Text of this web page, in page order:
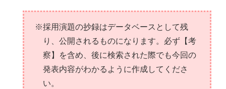
※採用演題の抄録はデータベースとして残
り、公開されるものになります。必ず【考
察】を含め、後に検索された際でも今回の
発表内容がわかるように作成してくださ
い。